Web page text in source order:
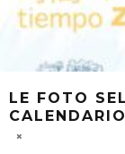
LE FOTO